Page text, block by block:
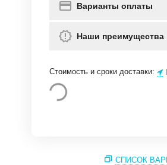
Варианты оплаты
Наши преимущества
Стоимость и сроки доставки:
СПИСОК